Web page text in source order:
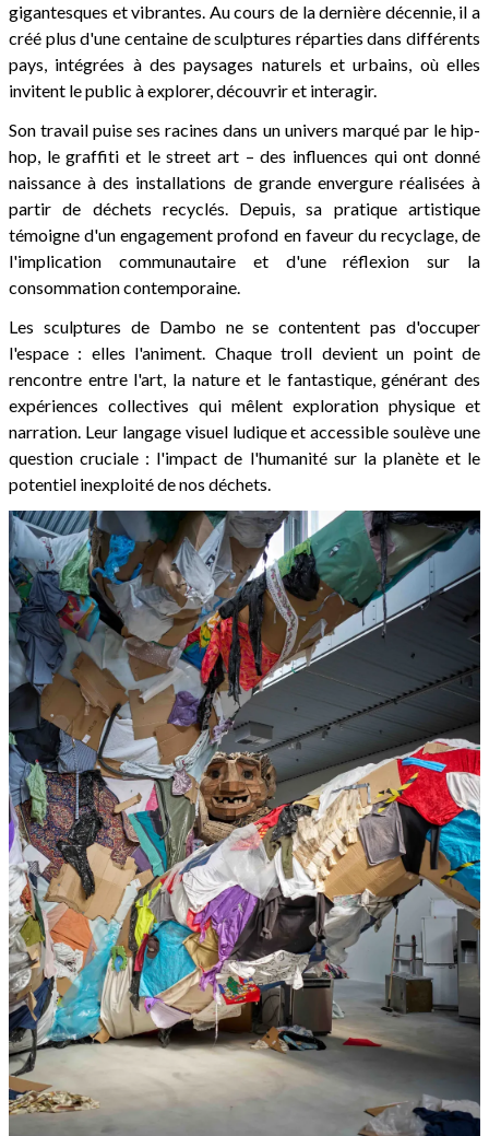
gigantesques et vibrantes. Au cours de la dernière décennie, il a
créé plus d'une centaine de sculptures réparties dans différents
pays, intégrées à des paysages naturels et urbains, où elles
invitent le public à explorer, découvrir et interagir.
Son travail puise ses racines dans un univers marqué par le hip-
hop, le graffiti et le street art – des influences qui ont donné
naissance à des installations de grande envergure réalisées à
partir de déchets recyclés. Depuis, sa pratique artistique
témoigne d'un engagement profond en faveur du recyclage, de
l'implication communautaire et d'une réflexion sur la
consommation contemporaine.
Les sculptures de Dambo ne se contentent pas d'occuper
l'espace : elles l'animent. Chaque troll devient un point de
rencontre entre l'art, la nature et le fantastique, générant des
expériences collectives qui mêlent exploration physique et
narration. Leur langage visuel ludique et accessible soulève une
question cruciale : l'impact de l'humanité sur la planète et le
potentiel inexploité de nos déchets.